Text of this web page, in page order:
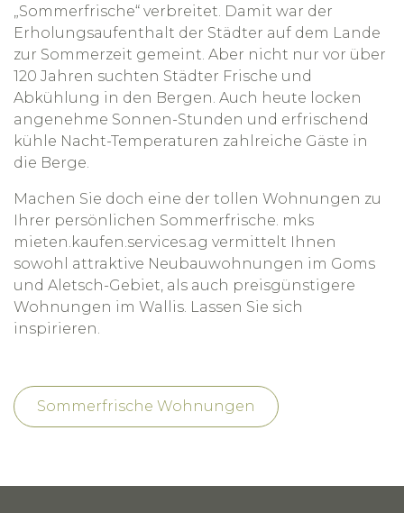
„Sommerfrische“ verbreitet. Damit war der
Erholungsaufenthalt der Städter auf dem Lande
zur Sommerzeit gemeint. Aber nicht nur vor über
120 Jahren suchten Städter Frische und
Abkühlung in den Bergen. Auch heute locken
angenehme Sonnen-Stunden und erfrischend
kühle Nacht-Temperaturen zahlreiche Gäste in
die Berge.
Machen Sie doch eine der tollen Wohnungen zu
Ihrer persönlichen Sommerfrische. mks
mieten.kaufen.services.ag vermittelt Ihnen
sowohl attraktive Neubauwohnungen im Goms
und Aletsch-Gebiet, als auch preisgünstigere
Wohnungen im Wallis. Lassen Sie sich
inspirieren.
Sommerfrische Wohnungen